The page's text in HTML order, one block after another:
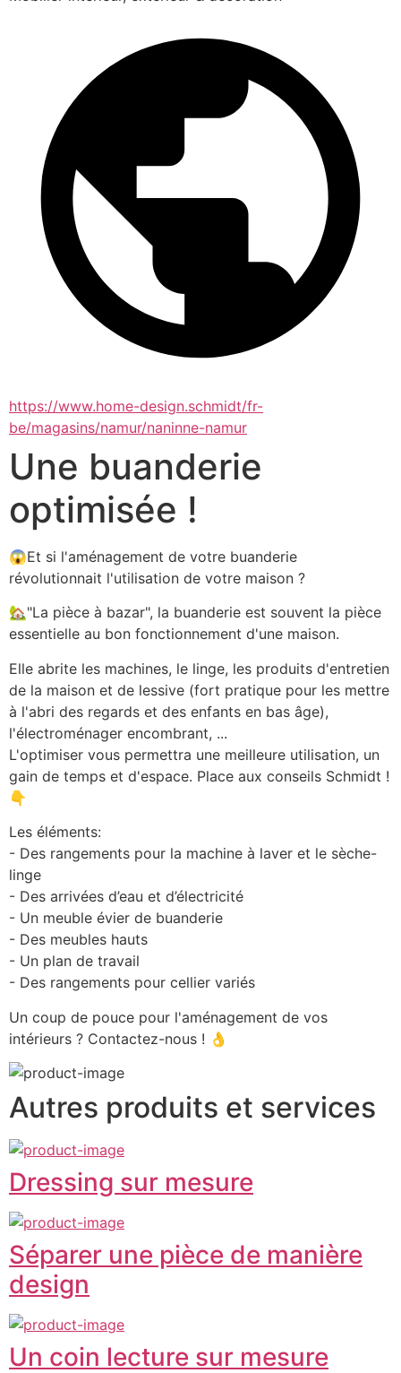
https://www.home-design.schmidt/fr-
be/magasins/namur/naninne-namur
Une buanderie
optimisée !
😱Et si l'aménagement de votre buanderie
révolutionnait l'utilisation de votre maison ?
🏡"La pièce à bazar", la buanderie est souvent la pièce
essentielle au bon fonctionnement d'une maison.
Elle abrite les machines, le linge, les produits d'entretien
de la maison et de lessive (fort pratique pour les mettre
à l'abri des regards et des enfants en bas âge),
l'électroménager encombrant, ...
L'optimiser vous permettra une meilleure utilisation, un
gain de temps et d'espace. Place aux conseils Schmidt !
👇
Les éléments:
- Des rangements pour la machine à laver et le sèche-
linge
- Des arrivées d’eau et d’électricité
- Un meuble évier de buanderie
- Des meubles hauts
- Un plan de travail
- Des rangements pour cellier variés
Un coup de pouce pour l'aménagement de vos
intérieurs ? Contactez-nous ! 👌
Autres produits et services
Dressing sur mesure
Séparer une pièce de manière
design
Un coin lecture sur mesure